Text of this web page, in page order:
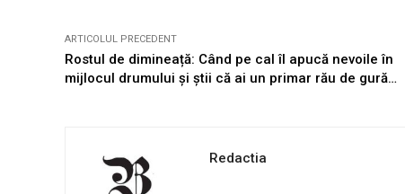
ARTICOLUL PRECEDENT
Rostul de dimineață: Când pe cal îl apucă nevoile în
mijlocul drumului și știi că ai un primar rău de gură…
Redactia